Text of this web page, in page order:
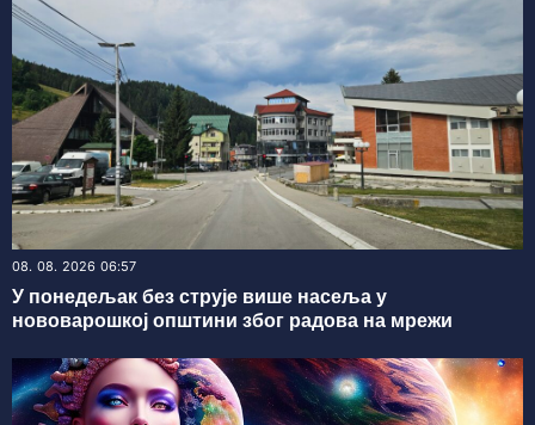
08. 08. 2026 06:57
У понедељак без струје више насеља у
нововарошкој општини због радова на мрежи